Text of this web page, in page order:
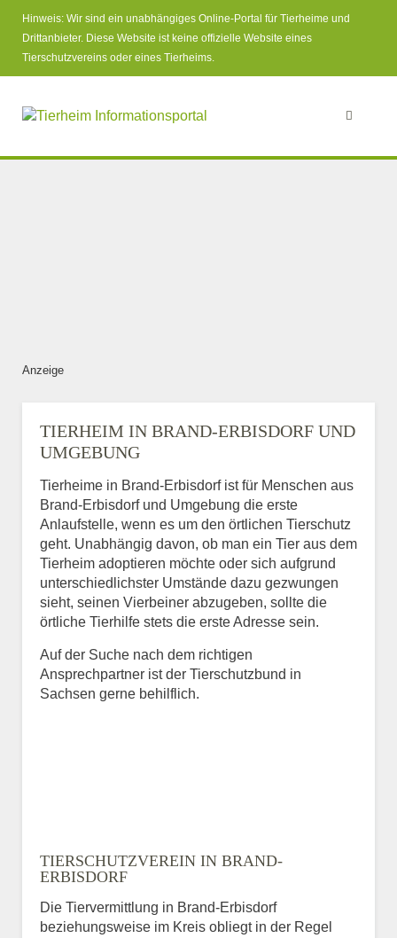
Hinweis: Wir sind ein unabhängiges Online-Portal für Tierheime und
Drittanbieter. Diese Website ist keine offizielle Website eines
Tierschutzvereins oder eines Tierheims.
Anzeige
TIERHEIM IN BRAND-ERBISDORF UND
UMGEBUNG
Tierheime in Brand-Erbisdorf ist für Menschen aus
Brand-Erbisdorf und Umgebung die erste
Anlaufstelle, wenn es um den örtlichen Tierschutz
geht. Unabhängig davon, ob man ein Tier aus dem
Tierheim adoptieren möchte oder sich aufgrund
unterschiedlichster Umstände dazu gezwungen
sieht, seinen Vierbeiner abzugeben, sollte die
örtliche Tierhilfe stets die erste Adresse sein.
Auf der Suche nach dem richtigen
Ansprechpartner ist der Tierschutzbund in
Sachsen gerne behilflich.
TIERSCHUTZVEREIN IN BRAND-
ERBISDORF
Die Tiervermittlung in Brand-Erbisdorf
beziehungsweise im Kreis obliegt in der Regel